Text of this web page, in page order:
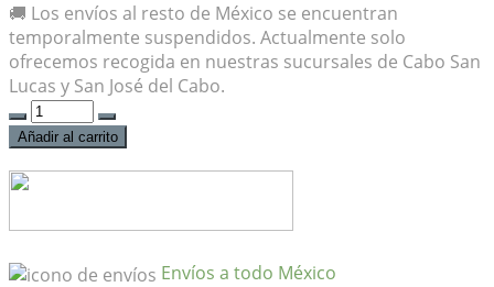
🚚 Los envíos al resto de México se encuentran
temporalmente suspendidos. Actualmente solo
ofrecemos recogida en nuestras sucursales de Cabo San
Lucas y San José del Cabo.
Pedal
Boss
2
Echo
Añadir al carrito
Envíos a todo México